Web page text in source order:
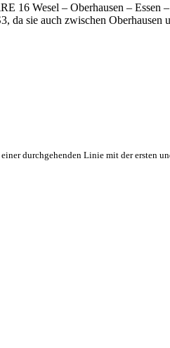
Wesel – Oberhausen – Essen
da sie auch zwischen Oberhausen
durchgehenden Linie mit der ersten